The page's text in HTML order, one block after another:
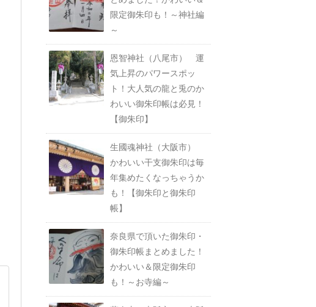
限定御朱印も！～神社編
～
恩智神社（八尾市） 運
気上昇のパワースポッ
ト！大人気の龍と兎のか
わいい御朱印帳は必見！
【御朱印】
生國魂神社（大阪市）
かわいい干支御朱印は毎
年集めたくなっちゃうか
も！【御朱印と御朱印
帳】
奈良県で頂いた御朱印・
御朱印帳まとめました！
かわいい＆限定御朱印
も！～お寺編～